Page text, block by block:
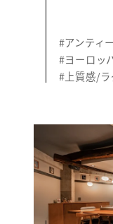
#アンティ
#ヨーロッ
#上質感/ラ